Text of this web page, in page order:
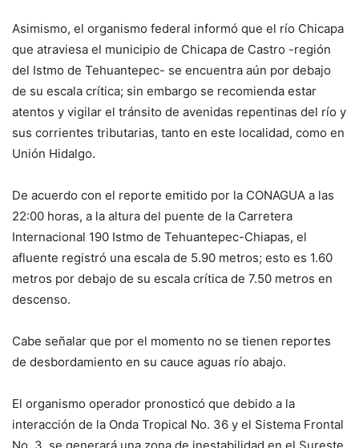
Asimismo, el organismo federal informó que el río Chicapa
que atraviesa el municipio de Chicapa de Castro -región
del Istmo de Tehuantepec- se encuentra aún por debajo
de su escala crítica; sin embargo se recomienda estar
atentos y vigilar el tránsito de avenidas repentinas del río y
sus corrientes tributarias, tanto en este localidad, como en
Unión Hidalgo.
De acuerdo con el reporte emitido por la CONAGUA a las
22:00 horas, a la altura del puente de la Carretera
Internacional 190 Istmo de Tehuantepec-Chiapas, el
afluente registró una escala de 5.90 metros; esto es 1.60
metros por debajo de su escala crítica de 7.50 metros en
descenso.
Cabe señalar que por el momento no se tienen reportes
de desbordamiento en su cauce aguas río abajo.
El organismo operador pronosticó que debido a la
interacción de la Onda Tropical No. 36 y el Sistema Frontal